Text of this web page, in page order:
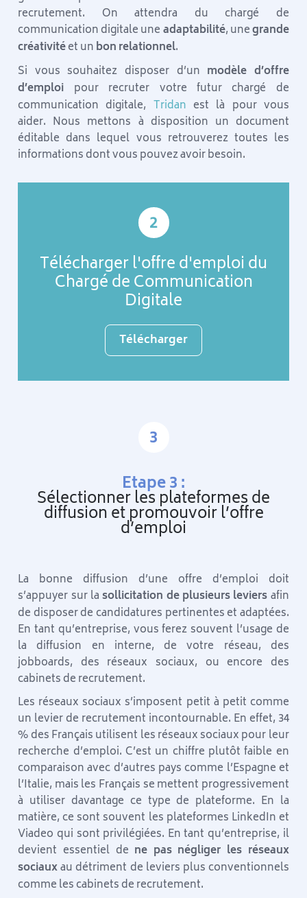
recrutement. On attendra du chargé de
communication digitale uneadaptabilité, unegrande
créativitéet unbon relationnel.
Si vous souhaitez disposer d’un modèle d’offre
d’emploi pour recruter votre futur chargé de
communication digitale, Tridan est là pour vous
aider. Nous mettons à disposition un document
éditable dans lequel vous retrouverez toutes les
informations dont vous pouvez avoir besoin.
2
Télécharger l'offre d'emploi du
Chargé de Communication
Digitale
Télécharger
3
Etape 3 :
Sélectionner les plateformes de
diffusion et promouvoir l’offre
d’emploi
La bonne diffusion d’une offre d’emploi doit
s’appuyer sur lasollicitation de plusieurs leviersafin
de disposer de candidatures pertinentes et adaptées.
En tant qu’entreprise, vous ferez souvent l’usage de
la diffusion en interne, de votre réseau, des
jobboards, des réseaux sociaux, ou encore des
cabinets de recrutement.
Les réseaux sociaux s’imposent petit à petit comme
un levier de recrutement incontournable. En effet, 34
% des Français utilisent les réseaux sociaux pour leur
recherche d’emploi. C’est un chiffre plutôt faible en
comparaison avec d’autres pays comme l’Espagne et
l’Italie, mais les Français se mettent progressivement
à utiliser davantage ce type de plateforme. En la
matière, ce sont souvent les plateformes LinkedIn et
Viadeo qui sont privilégiées. En tant qu’entreprise, il
devient essentiel de ne pas négliger les réseaux
sociauxau détriment de leviers plus conventionnels
comme les cabinets de recrutement.